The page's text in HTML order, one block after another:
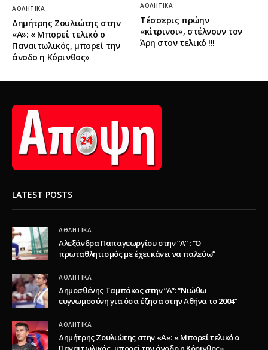
ΑΘΛΗΤΙΚΆ
Δημήτρης Ζουλιώτης στην
«Α»: « Μπορεί τελικό ο
Παναιτωλικός, μπορεί την
άνοδο η Κόρινθος»
ΑΘΛΗΤΙΚΆ
Τέσσερις πρώην
«κίτρινοι», στέλνουν τον
Άρη στον τελικό !!!
LATEST POSTS
ΑΘΛΗΤΙΚΆ
Αλεξάνδρα Παπαγεωργίου στην “Α” : “Ο
πρωταθλητισμός με έχει κάνει να παλεύω”
ΑΘΛΗΤΙΚΆ
Δημοσθένης Ταμπάκος στην “A”: “Νιώθω
ευγνωμοσύνη για όσα έζησα στην Αθήνα το 2004”
ΑΘΛΗΤΙΚΆ
Δημήτρης Ζουλιώτης στην «Α»: « Μπορεί τελικό ο